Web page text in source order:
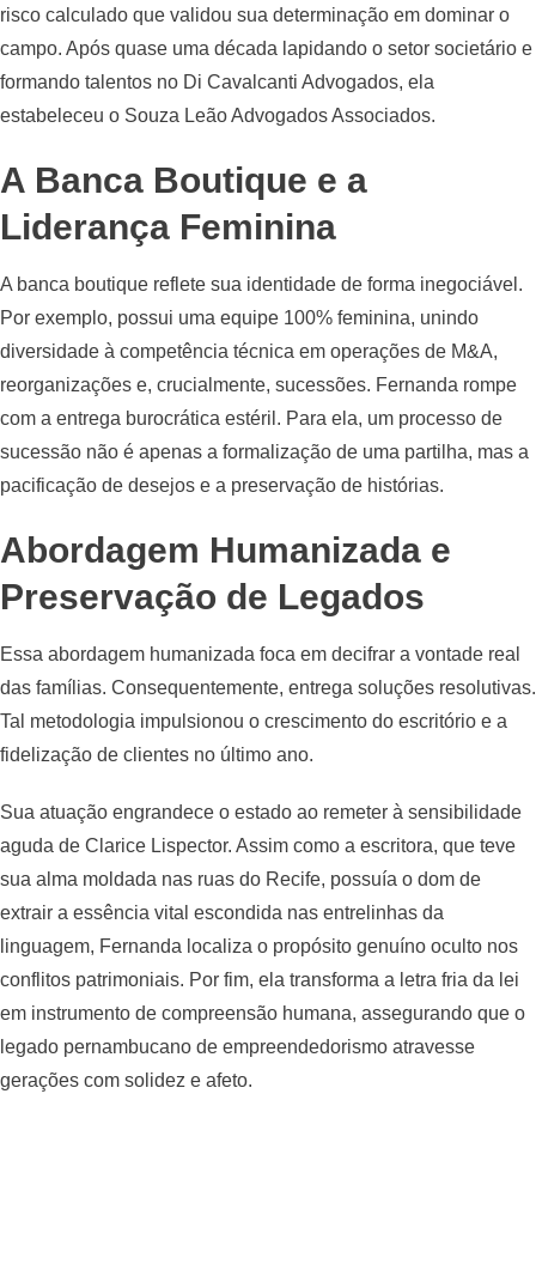
risco calculado que validou sua determinação em dominar o
campo. Após quase uma década lapidando o setor societário e
formando talentos no Di Cavalcanti Advogados, ela
estabeleceu o Souza Leão Advogados Associados.
A Banca Boutique e a
Liderança Feminina
A banca boutique reflete sua identidade de forma inegociável.
Por exemplo, possui uma equipe 100% feminina, unindo
diversidade à competência técnica em operações de M&A,
reorganizações e, crucialmente, sucessões. Fernanda rompe
com a entrega burocrática estéril. Para ela, um processo de
sucessão não é apenas a formalização de uma partilha, mas a
pacificação de desejos e a preservação de histórias.
Abordagem Humanizada e
Preservação de Legados
Essa abordagem humanizada foca em decifrar a vontade real
das famílias. Consequentemente, entrega soluções resolutivas.
Tal metodologia impulsionou o crescimento do escritório e a
fidelização de clientes no último ano.
Sua atuação engrandece o estado ao remeter à sensibilidade
aguda de Clarice Lispector. Assim como a escritora, que teve
sua alma moldada nas ruas do Recife, possuía o dom de
extrair a essência vital escondida nas entrelinhas da
linguagem, Fernanda localiza o propósito genuíno oculto nos
conflitos patrimoniais. Por fim, ela transforma a letra fria da lei
em instrumento de compreensão humana, assegurando que o
legado pernambucano de empreendedorismo atravesse
gerações com solidez e afeto.